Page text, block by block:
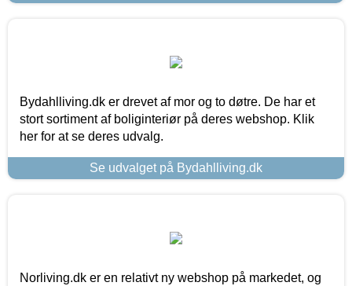
Bydahlliving.dk er drevet af mor og to døtre. De har et
stort sortiment af boliginteriør på deres webshop. Klik
her for at se deres udvalg.
Se udvalget på Bydahlliving.dk
Norliving.dk er en relativt ny webshop på markedet, og